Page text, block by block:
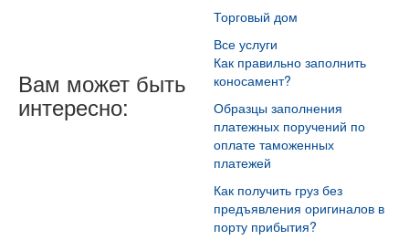
Торговый дом
Все услуги
Вам может быть
интересно:
Как правильно заполнить
коносамент?
Образцы заполнения
платежных поручений по
оплате таможенных
платежей
Как получить груз без
предъявления оригиналов в
порту прибытия?